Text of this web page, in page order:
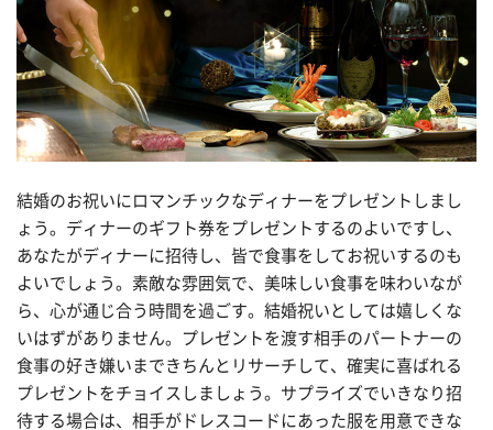
結婚のお祝いにロマンチックなディナーをプレゼントしまし
ょう。ディナーのギフト券をプレゼントするのよいですし、
あなたがディナーに招待し、皆で食事をしてお祝いするのも
よいでしょう。素敵な雰囲気で、美味しい食事を味わいなが
ら、心が通じ合う時間を過ごす。結婚祝いとしては嬉しくな
いはずがありません。プレゼントを渡す相手のパートナーの
食事の好き嫌いまできちんとリサーチして、確実に喜ばれる
プレゼントをチョイスしましょう。サプライズでいきなり招
待する場合は、相手がドレスコードにあった服を用意できな